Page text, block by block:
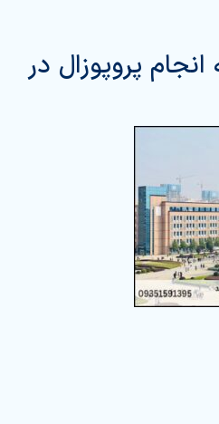
انجام پروپوزال در